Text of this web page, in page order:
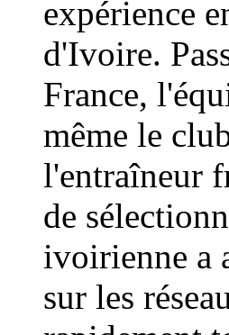
expérience
d'Ivoire.
France,
même le
l'entraîneur
de
ivoirienne a
sur les